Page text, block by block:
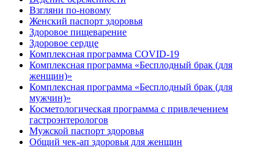
Взгляни по-новому
Женский паспорт здоровья
Здоровое пищеварение
Здоровое сердце
Комплексная программа COVID-19
Комплексная программа «Бесплодный брак (для
женщин)»
Комплексная программа «Бесплодный брак (для
мужчин)»
Косметологическая программа с привлечением
гастроэнтерологов
Мужской паспорт здоровья
Общий чек-ап здоровья для женщин